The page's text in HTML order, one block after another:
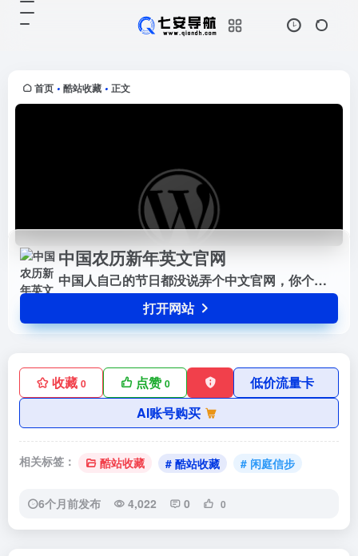
首页 • 酷站收藏 • 正文
中国农历新年英文官网
中国人自己的节日都没说弄个中文官网，你个老外急什么？过分！网站用英文极尽详尽的介绍了中国农历新年的有关内容，我们不以为然，外国人却饶有兴趣！
打开网站
收藏 0 点赞0
低价流量卡
AI账号购买
相关标签： 酷站收藏 # 酷站收藏 # 闲庭信步
6个月前发布 4,022 0 0
英文极尽详尽的介绍了中国农历新年
的有关内容，我们不以为然，外国人
却饶有兴趣！